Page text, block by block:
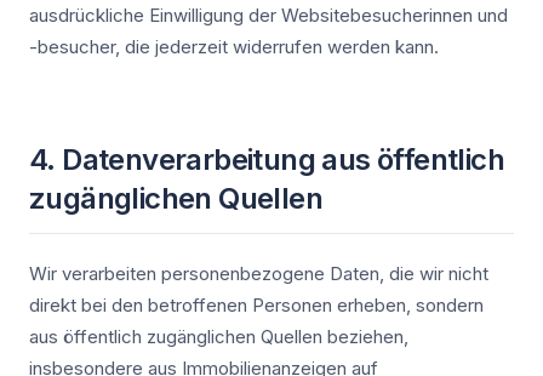
ausdrückliche Einwilligung der Websitebesucherinnen und
-besucher, die jederzeit widerrufen werden kann.
4. Datenverarbeitung aus öffentlich
zugänglichen Quellen
Wir verarbeiten personenbezogene Daten, die wir nicht
direkt bei den betroffenen Personen erheben, sondern
aus öffentlich zugänglichen Quellen beziehen,
insbesondere aus Immobilienanzeigen auf